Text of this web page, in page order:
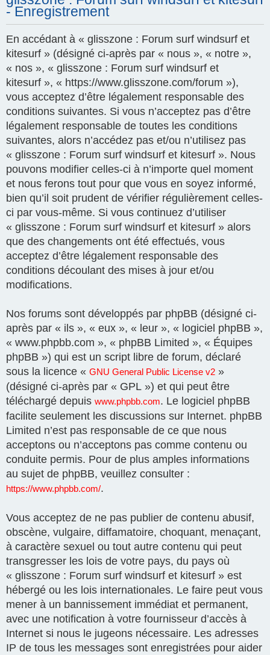
- Enregistrement
En accédant à « glisszone : Forum surf windsurf et
kitesurf » (désigné ci-après par « nous », « notre »,
« nos », « glisszone : Forum surf windsurf et
kitesurf », « https://www.glisszone.com/forum »),
vous acceptez d’être légalement responsable des
conditions suivantes. Si vous n’acceptez pas d’être
légalement responsable de toutes les conditions
suivantes, alors n’accédez pas et/ou n’utilisez pas
« glisszone : Forum surf windsurf et kitesurf ». Nous
pouvons modifier celles-ci à n’importe quel moment
et nous ferons tout pour que vous en soyez informé,
bien qu’il soit prudent de vérifier régulièrement celles-
ci par vous-même. Si vous continuez d’utiliser
« glisszone : Forum surf windsurf et kitesurf » alors
que des changements ont été effectués, vous
acceptez d’être légalement responsable des
conditions découlant des mises à jour et/ou
modifications.
Nos forums sont développés par phpBB (désigné ci-
après par « ils », « eux », « leur », « logiciel phpBB »,
« www.phpbb.com », « phpBB Limited », « Équipes
phpBB ») qui est un script libre de forum, déclaré
sous la licence « GNU General Public License v2 »
(désigné ci-après par « GPL ») et qui peut être
téléchargé depuis www.phpbb.com. Le logiciel phpBB
facilite seulement les discussions sur Internet. phpBB
Limited n’est pas responsable de ce que nous
acceptons ou n’acceptons pas comme contenu ou
conduite permis. Pour de plus amples informations
au sujet de phpBB, veuillez consulter :
https://www.phpbb.com/.
Vous acceptez de ne pas publier de contenu abusif,
obscène, vulgaire, diffamatoire, choquant, menaçant,
à caractère sexuel ou tout autre contenu qui peut
transgresser les lois de votre pays, du pays où
« glisszone : Forum surf windsurf et kitesurf » est
hébergé ou les lois internationales. Le faire peut vous
mener à un bannissement immédiat et permanent,
avec une notification à votre fournisseur d’accès à
Internet si nous le jugeons nécessaire. Les adresses
IP de tous les messages sont enregistrées pour aider